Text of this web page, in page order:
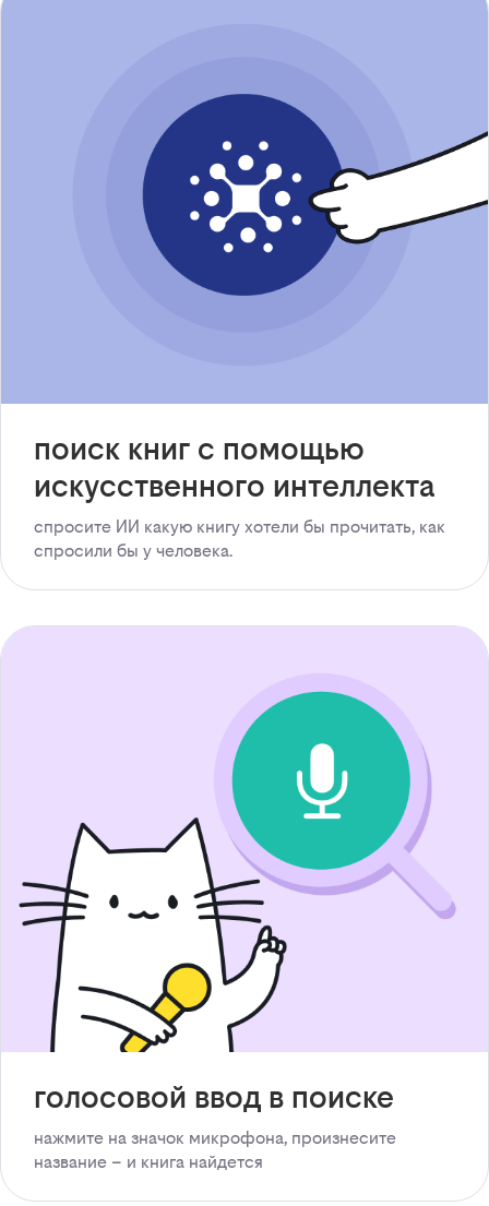
поиск книг с помощью
искусственного интеллекта
спросите ИИ какую книгу хотели бы прочитать, как
спросили бы у человека.
голосовой ввод в поиске
нажмите на значок микрофона, произнесите
название – и книга найдется